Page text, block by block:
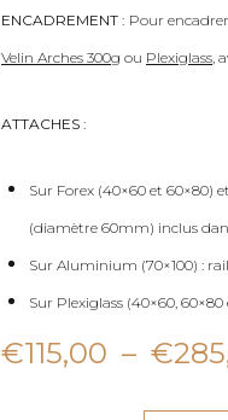
ENCADREMENT : Pour
Velin Arches 300g ou Plexiglass,
ATTACHES :
Sur Forex (40×60 et 60×80)
(diamètre 60mm) inclus
Sur Aluminium (70×100) :
Sur Plexiglass (40×60,
€115,00 – €